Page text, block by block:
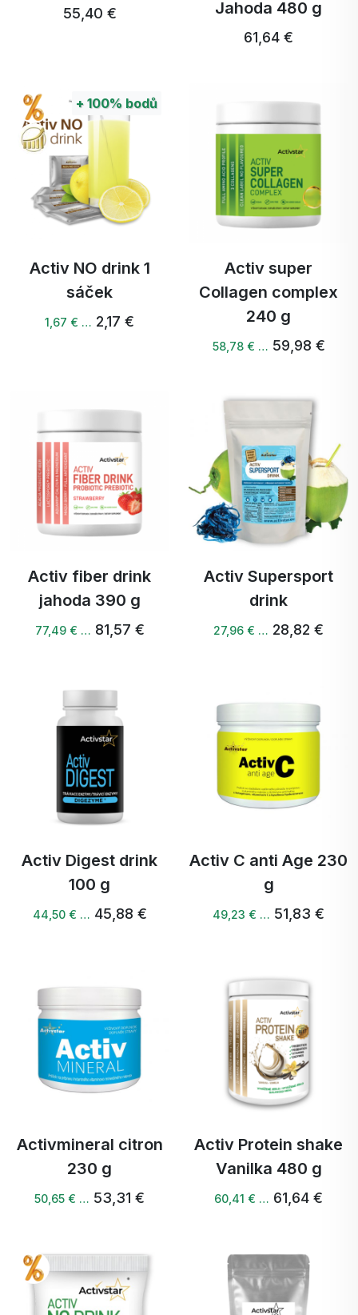
55,40 € Jahoda 480 g
61,64 €
+ 100% bodů
Activ NO drink 1
sáček
1,67 € … 2,17 €
Activ super
Collagen complex
240 g
58,78 € … 59,98 €
Activ fiber drink
jahoda 390 g
77,49 € … 81,57 €
Activ Supersport
drink
27,96 € … 28,82 €
Activ Digest drink
100 g
44,50 € … 45,88 €
Activ C anti Age 230
g
49,23 € … 51,83 €
Activmineral citron
230 g
50,65 € … 53,31 €
Activ Protein shake
Vanilka 480 g
60,41 € … 61,64 €